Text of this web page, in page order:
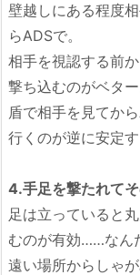
壁越しにある程度
らADSで。
相手を視認する前
撃ち込むのがベター
盾で相手を見てか
行くのが逆に安定す
4.手足を撃たれて
足は立っていると
むのが有効……なん
遠い場所からしゃ